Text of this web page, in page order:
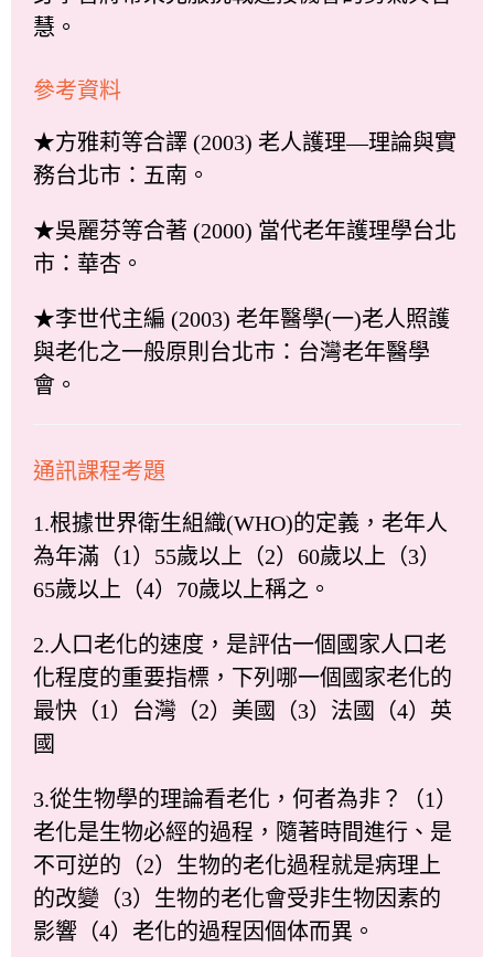
慧。
參考資料
★方雅莉等合譯 (2003) 老人護理—理論與實
務台北市：五南。
★吳麗芬等合著 (2000) 當代老年護理學台北
市：華杏。
★李世代主編 (2003) 老年醫學(一)老人照護
與老化之一般原則台北市：台灣老年醫學
會。
通訊課程考題
1.根據世界衛生組織(WHO)的定義，老年人
為年滿（1）55歲以上（2）60歲以上（3）
65歲以上（4）70歲以上稱之。
2.人口老化的速度，是評估一個國家人口老
化程度的重要指標，下列哪一個國家老化的
最快（1）台灣（2）美國（3）法國（4）英
國
3.從生物學的理論看老化，何者為非？（1）
老化是生物必經的過程，隨著時間進行、是
不可逆的（2）生物的老化過程就是病理上
的改變（3）生物的老化會受非生物因素的
影響（4）老化的過程因個体而異。